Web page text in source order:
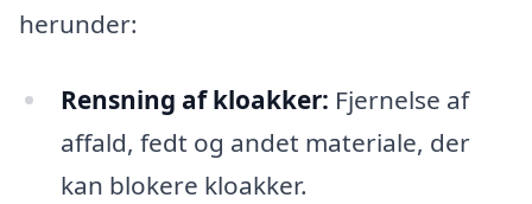
herunder:
Rensning af kloakker: Fjernelse af
affald, fedt og andet materiale, der
kan blokere kloakker.